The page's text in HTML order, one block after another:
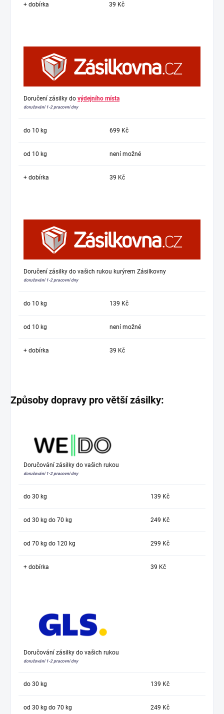
+ dobírka 39 Kč
Doručení zásilky do výdejního místa
doručování 1-2 pracovní dny
do 10 kg 699 Kč
od 10 kg není možné
+ dobírka 39 Kč
Doručení zásilky do vašich rukou kurýrem Zásilkovny
doručování 1-2 pracovní dny
do 10 kg 139 Kč
od 10 kg není možné
+ dobírka 39 Kč
Způsoby dopravy pro větší zásilky:
Doručování zásilky do vašich rukou
doručování 1-2 pracovní dny
do 30 kg 139 Kč
od 30 kg do 70 kg 249 Kč
od 70 kg do 120 kg 299 Kč
+ dobírka 39 Kč
Doručování zásilky do vašich rukou
doručování 1-2 pracovní dny
do 30 kg 139 Kč
od 30 kg do 70 kg 249 Kč